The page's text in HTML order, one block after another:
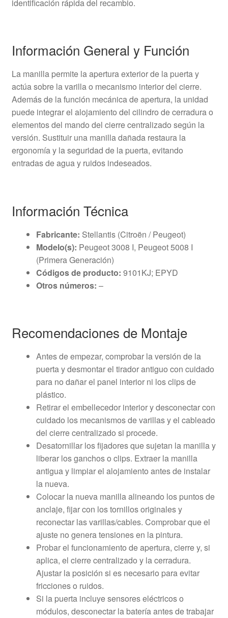
identificación rápida del recambio.
Información General y Función
La manilla permite la apertura exterior de la puerta y
actúa sobre la varilla o mecanismo interior del cierre.
Además de la función mecánica de apertura, la unidad
puede integrar el alojamiento del cilindro de cerradura o
elementos del mando del cierre centralizado según la
versión. Sustituir una manilla dañada restaura la
ergonomía y la seguridad de la puerta, evitando
entradas de agua y ruidos indeseados.
Información Técnica
Fabricante: Stellantis (Citroën / Peugeot)
Modelo(s): Peugeot 3008 I, Peugeot 5008 I
(Primera Generación)
Códigos de producto: 9101KJ; EPYD
Otros números: –
Recomendaciones de Montaje
Antes de empezar, comprobar la versión de la
puerta y desmontar el tirador antiguo con cuidado
para no dañar el panel interior ni los clips de
plástico.
Retirar el embellecedor interior y desconectar con
cuidado los mecanismos de varillas y el cableado
del cierre centralizado si procede.
Desatornillar los fijadores que sujetan la manilla y
liberar los ganchos o clips. Extraer la manilla
antigua y limpiar el alojamiento antes de instalar
la nueva.
Colocar la nueva manilla alineando los puntos de
anclaje, fijar con los tornillos originales y
reconectar las varillas/cables. Comprobar que el
ajuste no genera tensiones en la pintura.
Probar el funcionamiento de apertura, cierre y, si
aplica, el cierre centralizado y la cerradura.
Ajustar la posición si es necesario para evitar
fricciones o ruidos.
Si la puerta incluye sensores eléctricos o
módulos, desconectar la batería antes de trabajar